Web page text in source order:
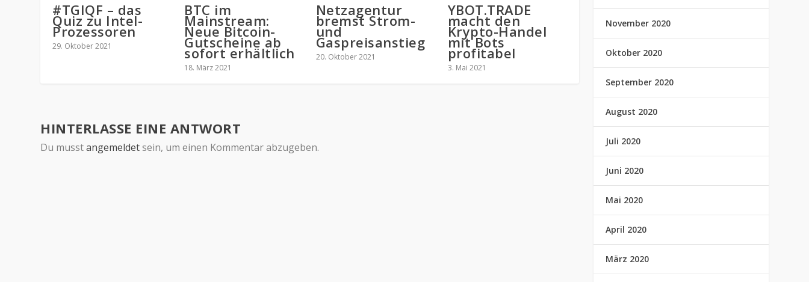
#TGIQF – das
Quiz zu Intel-
Prozessoren
29. Oktober 2021
BTC im
Mainstream:
Neue Bitcoin-
Gutscheine ab
sofort erhältlich
18. März 2021
Netzagentur
bremst Strom-
und
Gaspreisanstieg
20. Oktober 2021
YBOT.TRADE
macht den
Krypto-Handel
mit Bots
profitabel
3. Mai 2021
HINTERLASSE EINE ANTWORT
Du musstangemeldetsein, um einen Kommentar abzugeben.
November 2020
Oktober 2020
September 2020
August 2020
Juli 2020
Juni 2020
Mai 2020
April 2020
März 2020